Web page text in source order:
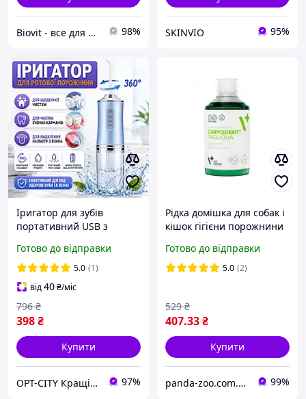
Biovit - все для здоров'я та краси 98% SKINVIO 95%
Іригатор для зубів
портативний USB з
брекетів та догляд ясен
ORAL IRRIGATOR
акумуляторний для
гігієни рота
Готово до відправки
5.0 (1)
від40₴/міс
398₴
796 ₴
Купити
OPT-CITY Кращі ціни в інтернеті 97%
Рідка домішка для собак і
кішок гігієни порожнини
VetExpert (Ветексперт)
Caryodent Proliqua
Готово до відправки
5.0 (2)
407.33₴
529 ₴
Купити
panda-zoo.com.ua 99%